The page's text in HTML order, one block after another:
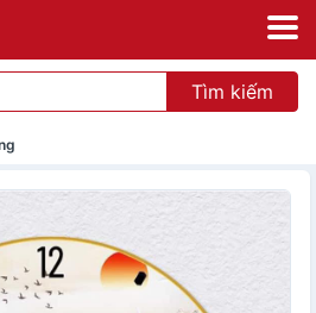
Tìm kiếm